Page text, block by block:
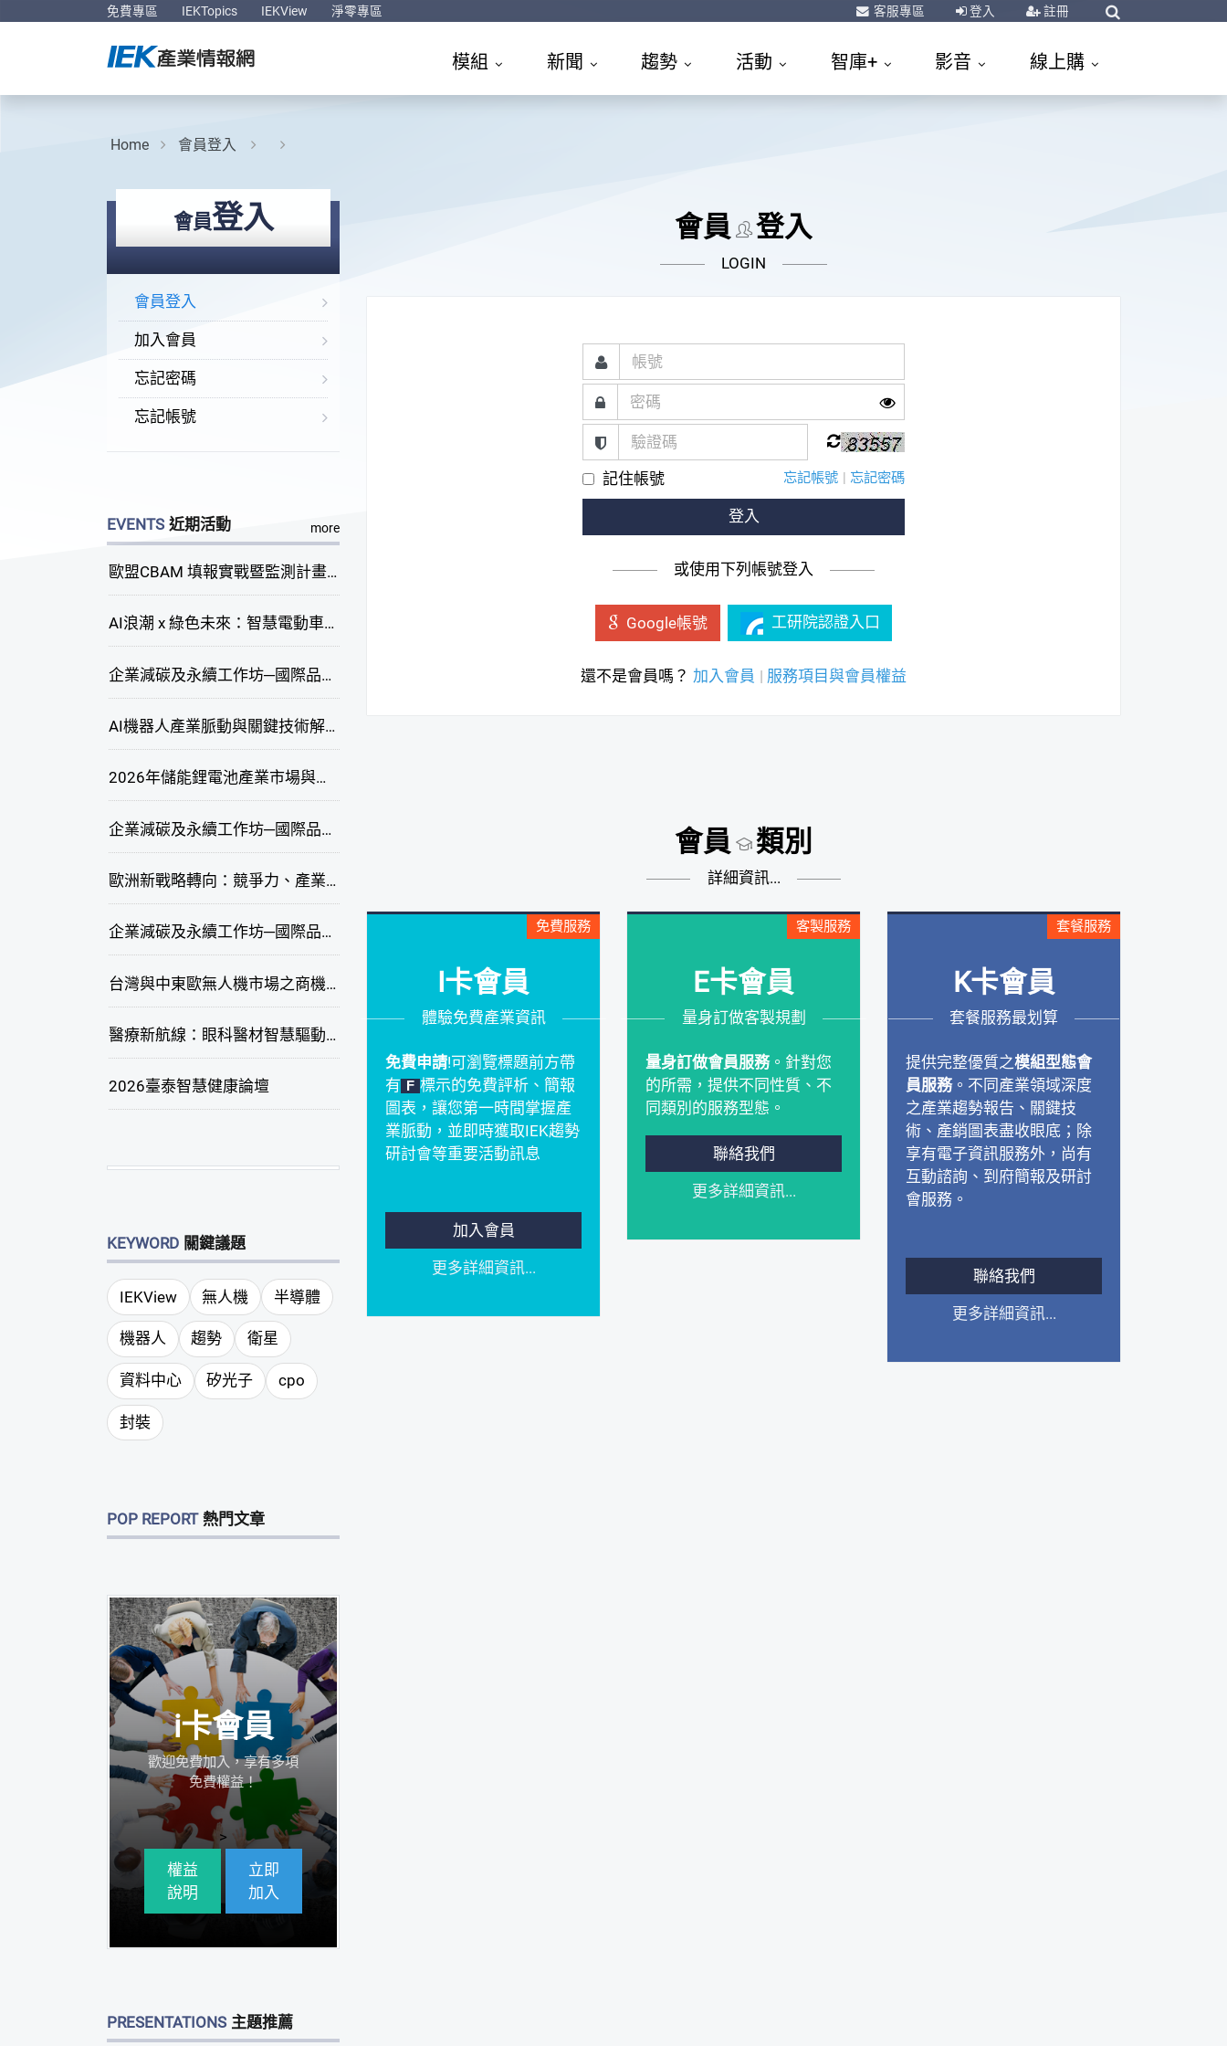
免費專區 IEKTopics IEKView 淨零專區 客服專區 登入 註冊
模組 新聞 趨勢 活動 智庫+ 影音 線上購
Home 會員登入
會員登入
會員登入
加入會員
忘記密碼
忘記帳號
EVENTS 近期活動 more
歐盟CBAM 填報實戰暨監測計畫說明會(臺中場)
AI浪潮 x 綠色未來：智慧電動車新商機研討會
企業減碳及永續工作坊─國際品牌綠色供應鏈永續管理與實務演練(臺中場)
AI機器人產業脈動與關鍵技術解析研討會
2026年儲能鋰電池產業市場與技術發展線上研討會
企業減碳及永續工作坊─國際品牌綠色供應鏈永續管理與實務演練(高雄場)
歐洲新戰略轉向：競爭力、產業自主與供應鏈重塑線上研討會
企業減碳及永續工作坊─國際品牌綠色供應鏈永續管理與實務演練(臺北場)
台灣與中東歐無人機市場之商機與挑戰座談會
醫療新航線：眼科醫材智慧驅動，數位醫療落地布局線上研討會
2026臺泰智慧健康論壇
KEYWORD 關鍵議題
IEKView 無人機 半導體
機器人 趨勢 衛星
資料中心 矽光子 cpo
封裝
POP REPORT 熱門文章
i卡會員
歡迎免費加入，享有多項
免費權益！
>
權益
說明
立即
加入
PRESENTATIONS 主題推薦
會員 登入
LOGIN
記住帳號 忘記帳號 忘記密碼
登入
或使用下列帳號登入
Google帳號 工研院認證入口
還不是會員嗎？ 加入會員 | 服務項目與會員權益
會員 類別
詳細資訊...
免費服務
I卡會員
體驗免費產業資訊
免費申請!可瀏覽標題前方帶
有
F 標示的免費評析、簡報
圖表，讓您第一時間掌握產
業脈動，並即時獲取IEK趨勢
研討會等重要活動訊息
加入會員
更多詳細資訊...
客製服務
E卡會員
量身訂做客製規劃
量身訂做會員服務。針對您
的所需，提供不同性質、不
同類別的服務型態。
聯絡我們
更多詳細資訊...
套餐服務
K卡會員
套餐服務最划算
提供完整優質之模組型態會
員服務。不同產業領域深度
之產業趨勢報告、關鍵技
術、產銷圖表盡收眼底；除
享有電子資訊服務外，尚有
互動諮詢、到府簡報及研討
會服務。
聯絡我們
更多詳細資訊...